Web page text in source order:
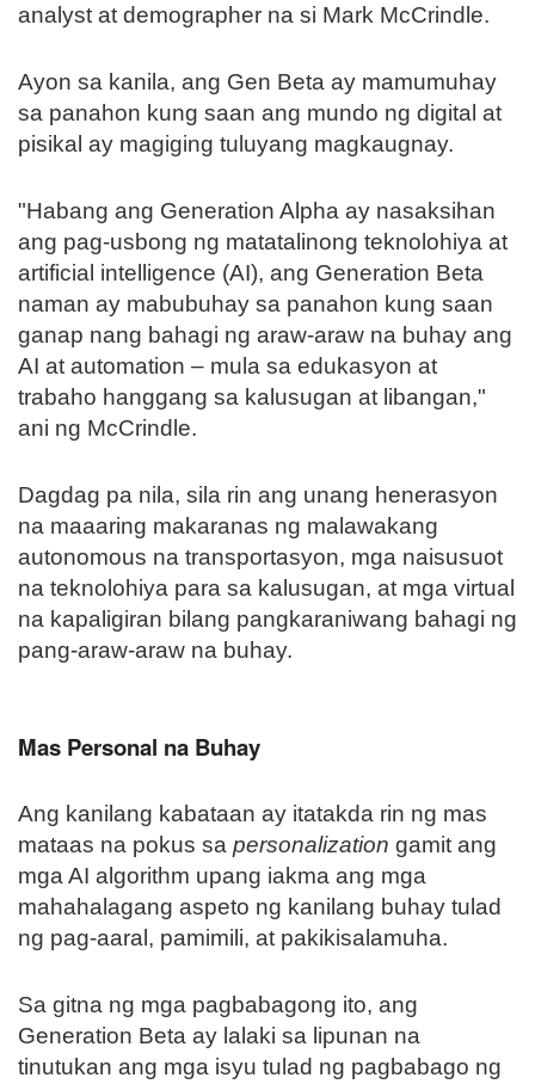
analyst at demographer na si Mark McCrindle.
Ayon sa kanila, ang Gen Beta ay mamumuhay
sa panahon kung saan ang mundo ng digital at
pisikal ay magiging tuluyang magkaugnay.
"Habang ang Generation Alpha ay nasaksihan
ang pag-usbong ng matatalinong teknolohiya at
artificial intelligence (AI), ang Generation Beta
naman ay mabubuhay sa panahon kung saan
ganap nang bahagi ng araw-araw na buhay ang
AI at automation – mula sa edukasyon at
trabaho hanggang sa kalusugan at libangan,"
ani ng McCrindle.
Dagdag pa nila, sila rin ang unang henerasyon
na maaaring makaranas ng malawakang
autonomous na transportasyon, mga naisusuot
na teknolohiya para sa kalusugan, at mga virtual
na kapaligiran bilang pangkaraniwang bahagi ng
pang-araw-araw na buhay.
Mas Personal na Buhay
Ang kanilang kabataan ay itatakda rin ng mas
mataas na pokus sa personalization gamit ang
mga AI algorithm upang iakma ang mga
mahahalagang aspeto ng kanilang buhay tulad
ng pag-aaral, pamimili, at pakikisalamuha.
Sa gitna ng mga pagbabagong ito, ang
Generation Beta ay lalaki sa lipunan na
tinutukan ang mga isyu tulad ng pagbabago ng